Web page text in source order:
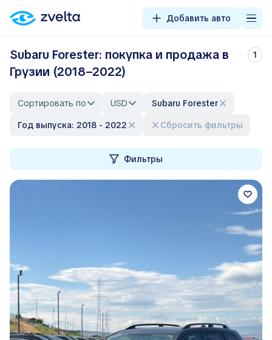
Добавить авто
Subaru Forester: покупка и продажа в
Грузии (2018–2022)
1
Сортировать по USD
Subaru Forester
Год выпуска: 2018 - 2022
Сбросить фильтры
Фильтры